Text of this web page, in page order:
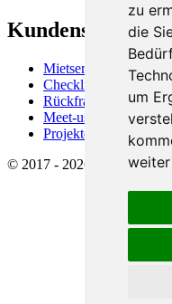
zu
die
um
Kundenservice
Mietservice für
Checkliste
Rückfrage,
Meet-us (Videocall)
Projekte (Login)
© 2017 - 2026 Shopunits